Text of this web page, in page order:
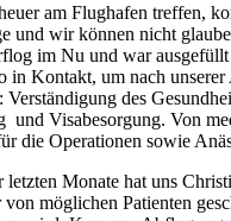
am Flughafen treffen,
und wir können nicht
im Nu und war
in Kontakt, um nach
Verständigung des
und Visabesorgung. Von
die Operationen sowie
letzten Monate hat uns
möglichen Patienten